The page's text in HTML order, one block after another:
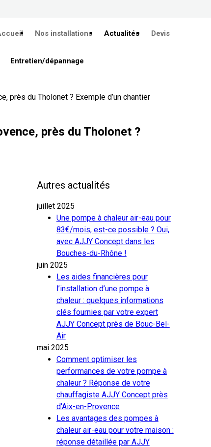
Nos installations Actualités Devis
Entretien/dépannage
près du Tholonet ? Exemple d’un chantier
près du Tholonet ?
Autres actualités
juillet 2025
Une pompe à chaleur air-eau pour
83€/mois, est-ce possible ? Oui,
avec AJJY Concept dans les
Bouches-du-Rhône !
juin 2025
Les aides financières pour
l’installation d’une pompe à
chaleur : quelques informations
clés fournies par votre expert
AJJY Concept près de Bouc-Bel-
Air
mai 2025
Comment optimiser les
performances de votre pompe à
chaleur ? Réponse de votre
chauffagiste AJJY Concept près
d'Aix-en-Provence
Les avantages des pompes à
chaleur air-eau pour votre maison :
réponse détaillée par AJJY